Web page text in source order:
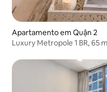
Apartamento em Quận 2
Luxury Metropole 1 BR, 65